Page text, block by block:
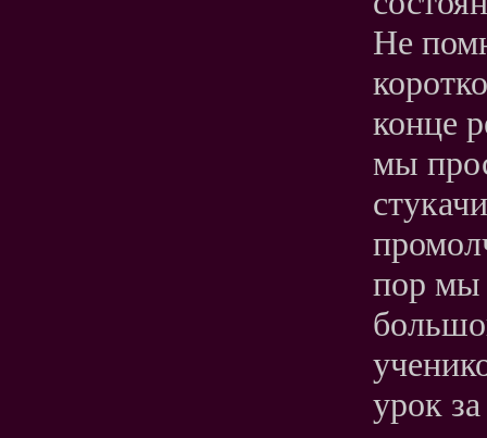
Не
конце
мы
пор мы
урок